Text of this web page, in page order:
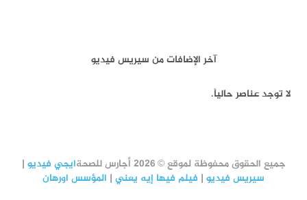
آخر الإضافات من سيريس فيديو
لا توجد عناصر حالياً.
جميع الحقوق محفوظة لموقع © 2026 أجارس للصحة ايجي فيديو |
سيريس فيديو | فيلم فيها إيه يعني | المؤسس اورهان